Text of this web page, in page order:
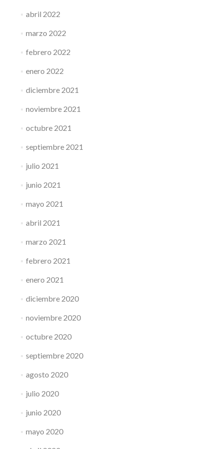
abril 2022
marzo 2022
febrero 2022
enero 2022
diciembre 2021
noviembre 2021
octubre 2021
septiembre 2021
julio 2021
junio 2021
mayo 2021
abril 2021
marzo 2021
febrero 2021
enero 2021
diciembre 2020
noviembre 2020
octubre 2020
septiembre 2020
agosto 2020
julio 2020
junio 2020
mayo 2020